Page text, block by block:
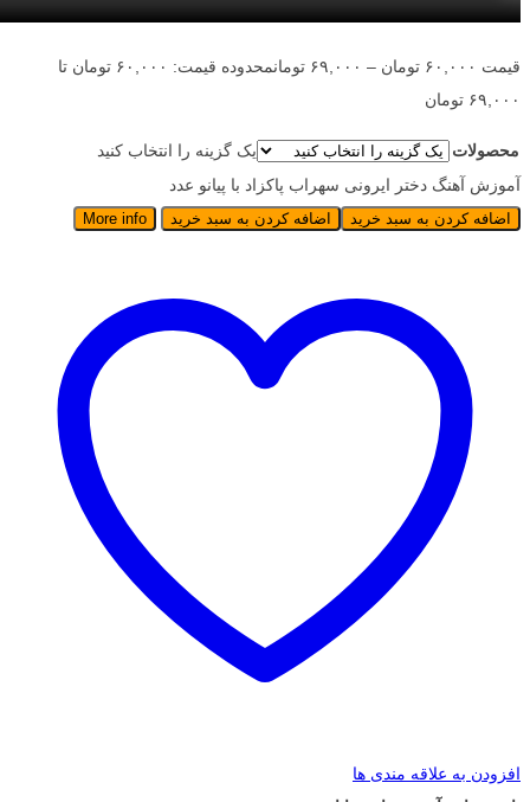
قیمت ۶۰,۰۰۰ تومان – ۶۹,۰۰۰ تومان
محدوده قیمت: ۶۰,۰۰۰ تومان تا
۶۹,۰۰۰ تومان
محصولات
یک گزینه را انتخاب کنید
آموزش آهنگ دختر ایرونی سهراب پاکزاد با پیانو عدد
اضافه کردن به سبد خرید اضافه کردن به سبد خرید More info
افزودن به علاقه مندی ها